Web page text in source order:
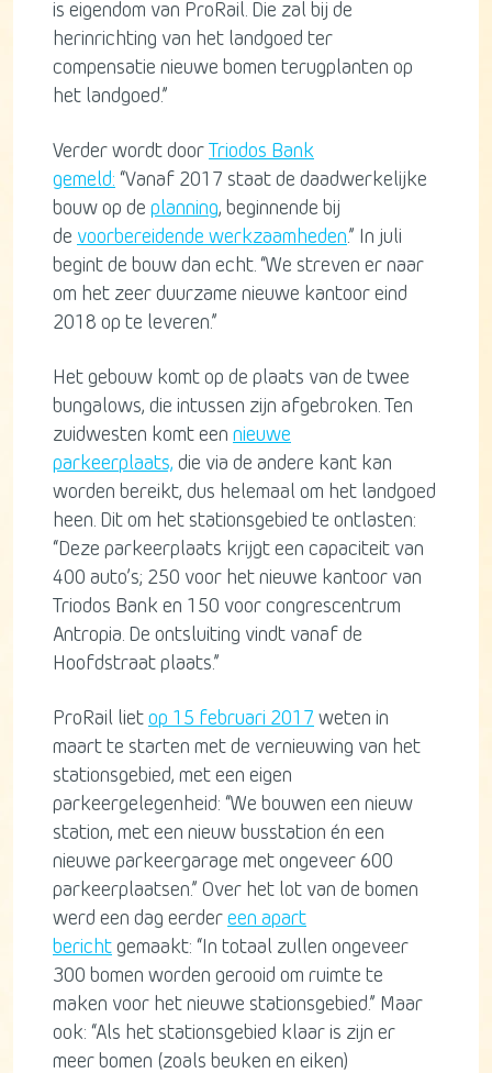
is eigendom van ProRail. Die zal bij de
herinrichting van het landgoed ter
compensatie nieuwe bomen terugplanten op
het landgoed.”
Verder wordt door Triodos Bank
gemeld: “Vanaf 2017 staat de daadwerkelijke
bouw op de planning, beginnende bij
de voorbereidende werkzaamheden.” In juli
begint de bouw dan echt. “We streven er naar
om het zeer duurzame nieuwe kantoor eind
2018 op te leveren.”
Het gebouw komt op de plaats van de twee
bungalows, die intussen zijn afgebroken. Ten
zuidwesten komt een nieuwe
parkeerplaats, die via de andere kant kan
worden bereikt, dus helemaal om het landgoed
heen. Dit om het stationsgebied te ontlasten:
“Deze parkeerplaats krijgt een capaciteit van
400 auto’s; 250 voor het nieuwe kantoor van
Triodos Bank en 150 voor congrescentrum
Antropia. De ontsluiting vindt vanaf de
Hoofdstraat plaats.”
ProRail liet op 15 februari 2017 weten in
maart te starten met de vernieuwing van het
stationsgebied, met een eigen
parkeergelegenheid: “We bouwen een nieuw
station, met een nieuw busstation én een
nieuwe parkeergarage met ongeveer 600
parkeerplaatsen.” Over het lot van de bomen
werd een dag eerder een apart
bericht gemaakt: “In totaal zullen ongeveer
300 bomen worden gerooid om ruimte te
maken voor het nieuwe stationsgebied.” Maar
ook: “Als het stationsgebied klaar is zijn er
meer bomen (zoals beuken en eiken)